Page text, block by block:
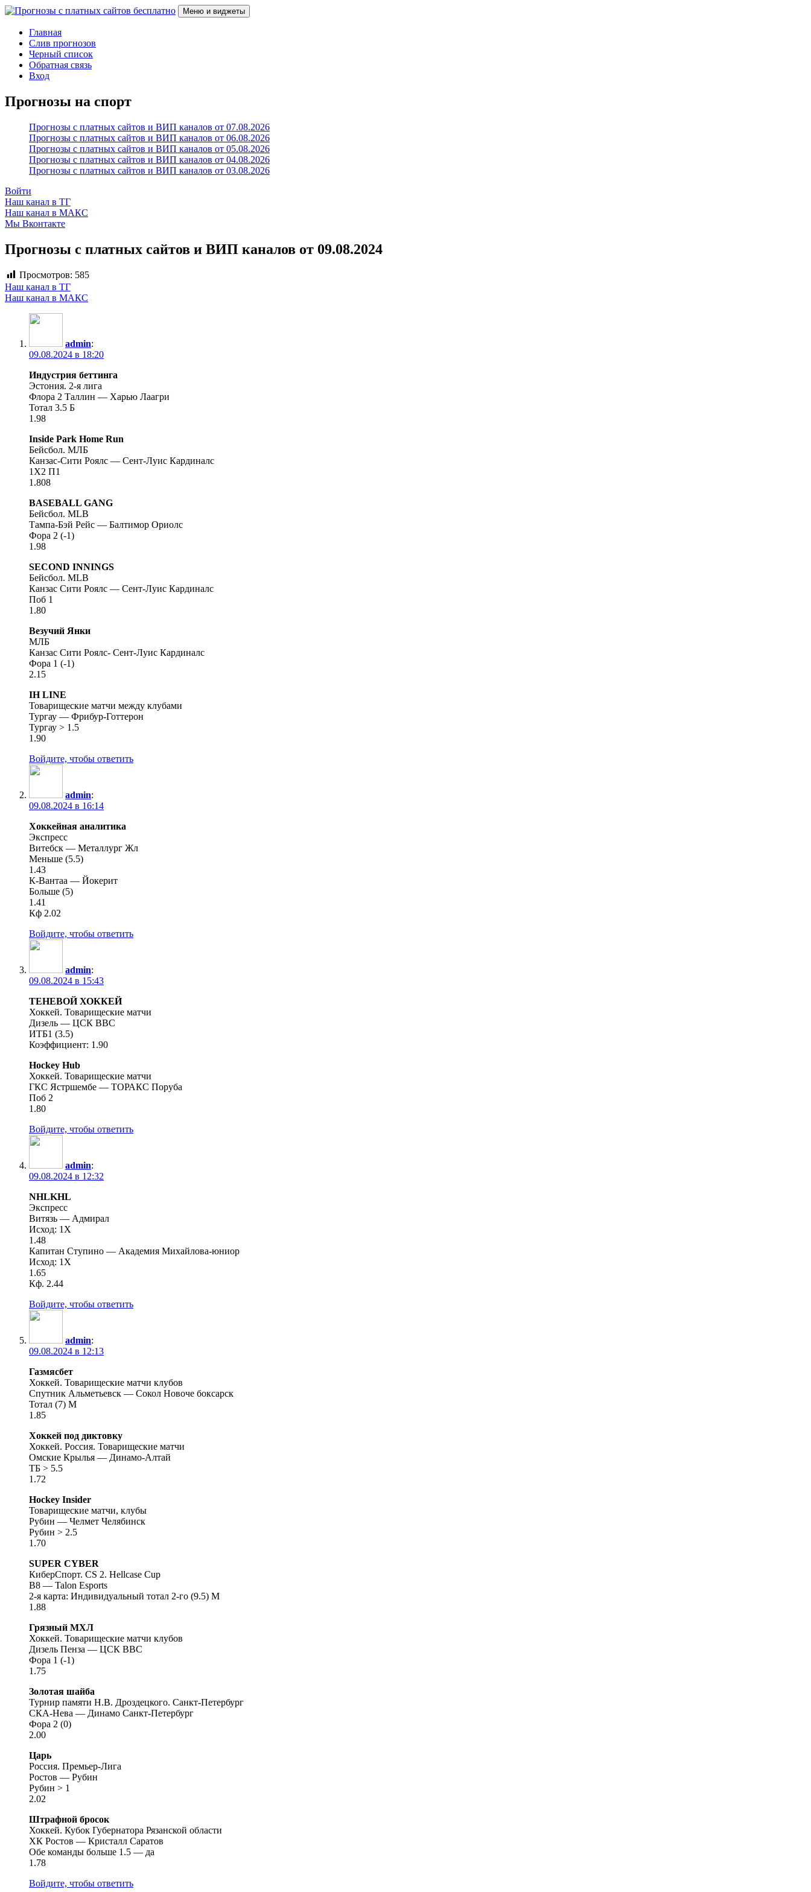
Перейти
содержимому
Прогнозы с платных сайтов бесплатно
Слив прогнозов с платных VIP каналов
Меню и виджеты
Главная
Слив прогнозов
Черный список
Обратная связь
Вход
Прогнозы на спорт
Прогнозы с платных сайтов и ВИП каналов от 07.08.2026
Прогнозы с платных сайтов и ВИП каналов от 06.08.2026
Прогнозы с платных сайтов и ВИП каналов от 05.08.2026
Прогнозы с платных сайтов и ВИП каналов от 04.08.2026
Прогнозы с платных сайтов и ВИП каналов от 03.08.2026
Войти
Наш канал в ТГ
Наш канал в МАКС
Мы Вконтакте
Прогнозы с платных сайтов и ВИП каналов от 09.08.2024
Просмотров: 585
Наш канал в ТГ
Наш канал в МАКС
admin:
09.08.2024 в 18:20
Индустрия беттинга
Эстония. 2-я лига
Флора 2 Таллин — Харью Лаагри
Тотал 3.5 Б
1.98
Inside Park Home Run
Бейсбол. МЛБ
Канзас-Сити Роялс — Сент-Луис Кардиналс
1X2 П1
1.808
BASEBALL GANG
Бейсбол. MLB
Тампа-Бэй Рейс — Балтимор Ориолс
Фора 2 (-1)
1.98
SECOND INNINGS
Бейсбол. MLB
Канзас Сити Роялс — Сент-Луис Кардиналс
Поб 1
1.80
Везучий Янки
МЛБ
Канзас Сити Роялс- Сент-Луис Кардиналс
Фора 1 (-1)
2.15
IH LINE
Товарищеские матчи между клубами
Тургау — Фрибур-Готтерон
Тургау > 1.5
1.90
Войдите, чтобы ответить
admin:
09.08.2024 в 16:14
Хоккейная аналитика
Экспресс
Витебск — Металлург Жл
Меньше (5.5)
1.43
К-Вантаа — Йокерит
Больше (5)
1.41
Кф 2.02
Войдите, чтобы ответить
admin:
09.08.2024 в 15:43
ТЕНЕВОЙ ХОККЕЙ
Хоккей. Товарищеские матчи
Дизель — ЦСК ВВС
ИТБ1 (3.5)
Коэффициент: 1.90
Hockey Hub
Хоккей. Товарищеские матчи
ГКС Ястршембе — ТОРАКС Поруба
Поб 2
1.80
Войдите, чтобы ответить
admin:
09.08.2024 в 12:32
NHLKHL
Экспресс
Витязь — Адмирал
Исход: 1X
1.48
Капитан Ступино — Академия Михайлова-юниор
Исход: 1X
1.65
Кф. 2.44
Войдите, чтобы ответить
admin:
09.08.2024 в 12:13
Газмясбет
Хоккей. Товарищеские матчи клубов
Спутник Альметьевск — Сокол Новоче боксарск
Тотал (7) М
1.85
Хоккей под диктовку
Хоккей. Россия. Товарищеские матчи
Омские Крылья — Динамо-Алтай
ТБ > 5.5
1.72
Hockey Insider
Товарищеские матчи, клубы
Рубин — Челмет Челябинск
Рубин > 2.5
1.70
SUPER CYBER
КиберСпорт. CS 2. Hellcase Cup
B8 — Talon Esports
2-я карта: Индивидуальный тотал 2-го (9.5) М
1.88
Грязный МХЛ
Хоккей. Товарищеские матчи клубов
Дизель Пенза — ЦСК ВВС
Фора 1 (-1)
1.75
Золотая шайба
Турнир памяти Н.В. Дроздецкого. Санкт-Петербург
СКА-Нева — Динамо Санкт-Петербург
Фора 2 (0)
2.00
Царь
Россия. Премьер-Лига
Ростов — Рубин
Рубин > 1
2.02
Штрафной бросок
Хоккей. Кубок Губернатора Рязанской области
XК Ростов — Кристалл Саратов
Обе команды больше 1.5 — да
1.78
Войдите, чтобы ответить